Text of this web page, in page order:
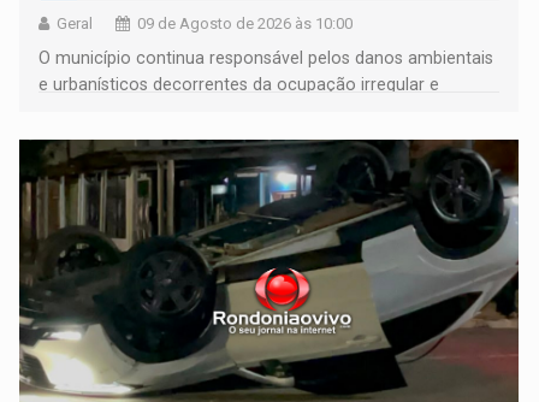
Geral 09 de Agosto de 2026 às 10:00
O município continua responsável pelos danos ambientais
e urbanísticos decorrentes da ocupação irregular e